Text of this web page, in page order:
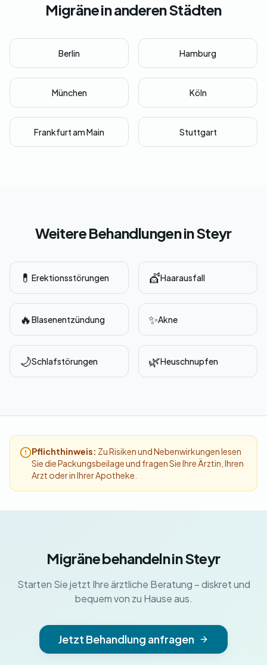
Migräne in anderen Städten
Berlin Hamburg
München Köln
Frankfurt am Main Stuttgart
Weitere Behandlungen in Steyr
💊 Erektionsstörungen 💇Haarausfall
🔥Blasenentzündung ✨Akne
🌙Schlafstörungen 🌿Heuschnupfen
Pflichthinweis: Zu Risiken und Nebenwirkungen lesen
Sie die Packungsbeilage und fragen Sie Ihre Ärztin, Ihren
Arzt oder in Ihrer Apotheke.
Migräne behandeln in Steyr
Starten Sie jetzt Ihre ärztliche Beratung – diskret und
bequem von zu Hause aus.
Jetzt Behandlung anfragen